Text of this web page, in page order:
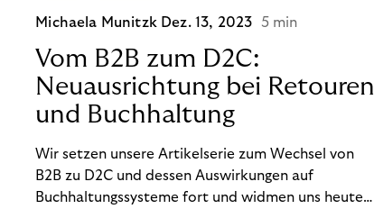
Michaela Munitzk Dez. 13, 2023 5 min
Vom B2B zum D2C:
Neuausrichtung bei Retouren
und Buchhaltung
Wir setzen unsere Artikelserie zum Wechsel von
B2B zu D2C und dessen Auswirkungen auf
Buchhaltungssysteme fort und widmen uns heute